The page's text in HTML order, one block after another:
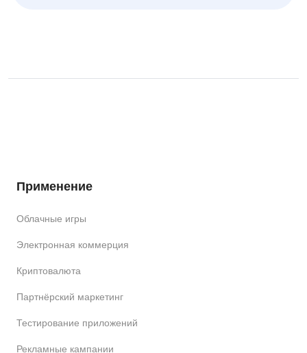
Применение
Облачные игры
Электронная коммерция
Криптовалюта
Партнёрский маркетинг
Тестирование приложений
Рекламные кампании